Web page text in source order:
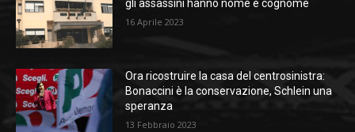
gli assassini hanno nome e cognome
16 Aprile 2023
Ora ricostruire la casa del centrosinistra:
Bonaccini è la conservazione, Schlein una
speranza
13 Febbraio 2023